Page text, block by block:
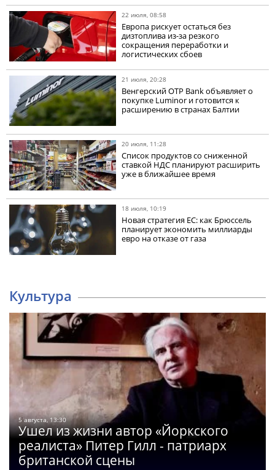
22 июля, 08:58
Европа рискует остаться без
дизтоплива из-за резкого
сокращения переработки и
логистических сбоев
21 июля, 20:28
Венгерский OTP Bank объявляет о
покупке Luminor и готовится к
расширению в странах Балтии
20 июля, 11:28
Список продуктов со сниженной
ставкой НДС планируют расширить
уже в ближайшее время
18 июля, 10:19
Новая стратегия ЕС: как Брюссель
планирует экономить миллиарды
евро на отказе от газа
Культура
5 августа, 13:30
Ушел из жизни автор «Йоркского
реалиста» Питер Гилл - патриарх
британской сцены